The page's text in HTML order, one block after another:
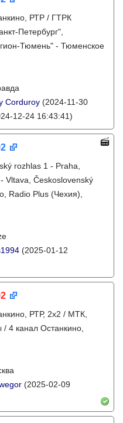
РТР / ГТРК
Петербург",
Тюмень" - Тюменское
Corduroy (2024-11-30
12-24 16:43:41)
rozhlas 1 - Praha,
Vltava, Československý
Radio Plus (Чехия),
(2025-01-12
РТР, 2х2 / МТК,
/ 4 канал Останкино,
(2025-02-09